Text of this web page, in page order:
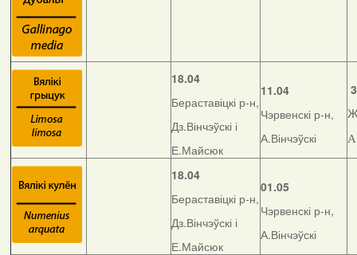
18.04
Бераставіцкі р-н,
Дз.Вінчэўскі і
Е.Майсюк
11.04
Чэрвенскі р-н,
А.Вінчэўскі
18.04
Бераставіцкі р-н,
Дз.Вінчэўскі і
Е.Майсюк
01.05
Чэрвенскі р-н,
А.Вінчэўскі